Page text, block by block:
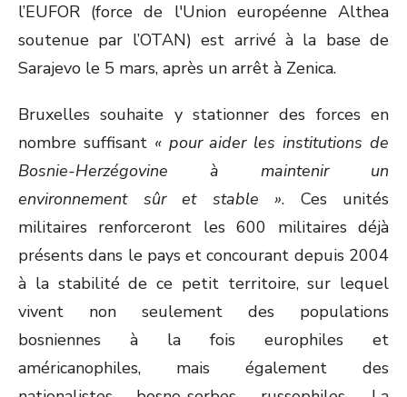
l’EUFOR (force de l'Union européenne Althea
soutenue par l’OTAN) est arrivé à la base de
Sarajevo le 5 mars, après un arrêt à Zenica.
Bruxelles souhaite y stationner des forces en
nombre suffisant « pour aider les institutions de
Bosnie-Herzégovine à maintenir un
environnement sûr et stable ». Ces unités
militaires renforceront les 600 militaires déjà
présents dans le pays et concourant depuis 2004
à la stabilité de ce petit territoire, sur lequel
vivent non seulement des populations
bosniennes à la fois europhiles et
américanophiles, mais également des